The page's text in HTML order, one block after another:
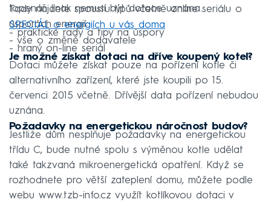
topenář. Jinak nemusí být dotace uznána.
Tady najdete spoustu tipů včetně online seriálu o
úsporách energií:
SPECIÁL o energiích u vás doma
- praktické rady a tipy na úspory
- vše o změně dodavatele
- hraný on-line seriál
Je možné získat dotaci na dříve koupený kotel?
Dotaci můžete získat pouze na pořízení kotle či
alternativního zařízení, které jste koupili po 15.
červenci 2015 včetně. Dřívější data pořízení nebudou
uznána.
Požadavky na energetickou náročnost budov?
Jestliže dům nesplňuje požadavky na energetickou
třídu C, bude nutné spolu s výměnou kotle udělat
také takzvaná mikroenergetická opatření. Když se
rozhodnete pro větší zateplení domu, můžete podle
webu www.tzb-info.cz využít kotlíkovou dotaci v